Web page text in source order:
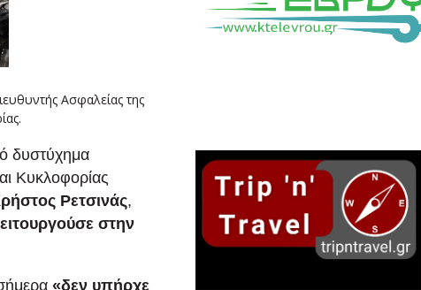
Ασφαλείας της
δυστύχημα
Κυκλοφορίας
Ρετσινάς,
στην
«δεν υπήρχε